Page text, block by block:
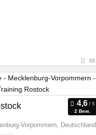
68
2 Bew.
Vorpommern, Deutschland